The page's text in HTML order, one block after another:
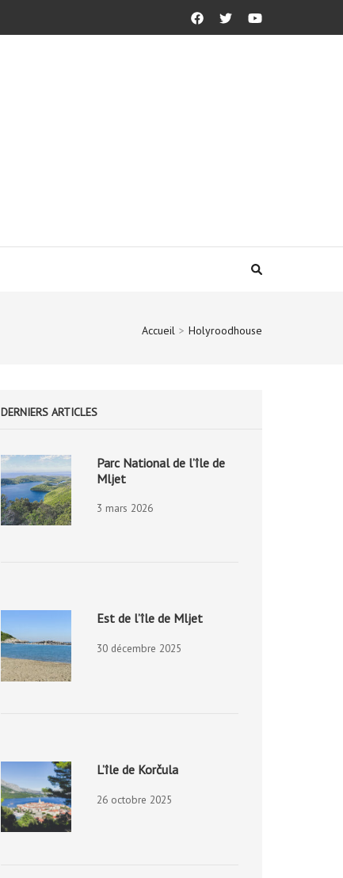
Accueil > Holyroodhouse
DERNIERS ARTICLES
Parc National de l’île de
Mljet
3 mars 2026
Est de l’île de Mljet
30 décembre 2025
L’île de Korčula
26 octobre 2025